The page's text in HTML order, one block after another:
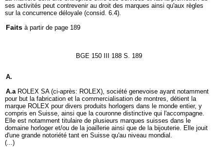
ses activités peut contrevenir au droit des marques ainsi qu'aux règles
sur la concurrence déloyale (consid. 6.4).
Faits à partir de page 189
BGE 150 III 188 S. 189
A.
A.a ROLEX SA (ci-après: ROLEX), société genevoise ayant notamment
pour but la fabrication et la commercialisation de montres, détient la
marque ROLEX pour divers produits horlogers dans le monde entier, y
compris en Suisse, ainsi que la couronne distinctive qui l'accompagne.
Elle est notamment titulaire de plusieurs marques suisses dans le
domaine horloger et/ou de la joaillerie ainsi que de la bijouterie. Elle jouit
d'une grande notoriété tant en Suisse qu'au niveau mondial.
(...)